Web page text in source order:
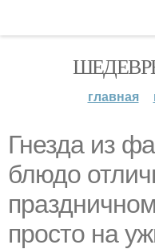
главная
Гнезда из
блюдо
просто на